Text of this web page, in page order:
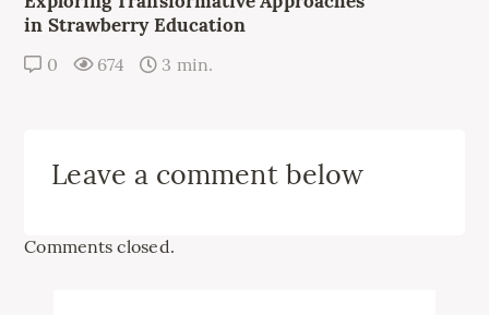
in Strawberry Education
0 674 3 min.
Leave a comment below
Comments closed.